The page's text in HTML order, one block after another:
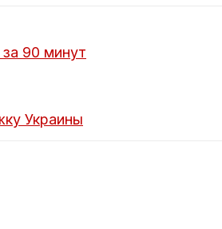
90 минут
Украины